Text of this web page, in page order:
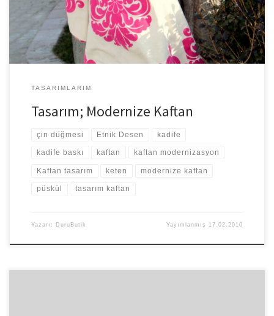
TASARIMLARIM
Tasarım; Modernize Kaftan
çin düğmesi Etnik Desen kadife
kadife baskı kaftan kaftan modernizasyon
Kaftan tasarım keten modernize kaftan
püskül tasarım kaftan
Yazarı: DuruButik Yayımlanmış 17.02.2010